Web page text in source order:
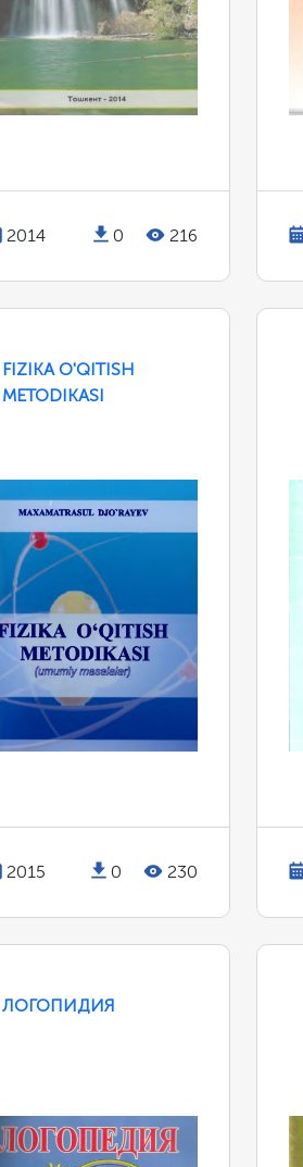
2014 0 216
FIZIKA O'QITISH
METODIKASI
2015 0 230
ЛОГОПИДИЯ